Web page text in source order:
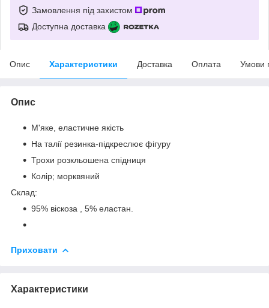
Замовлення під захистом
Доступна доставка
Опис Характеристики Доставка Оплата Умови
Опис
М'яке, еластичне якість
На талії резинка-підкреслює фігуру
Трохи розкльошена спідниця
Колір; морквяний
Склад:
95% віскоза , 5% еластан.
Приховати
Характеристики